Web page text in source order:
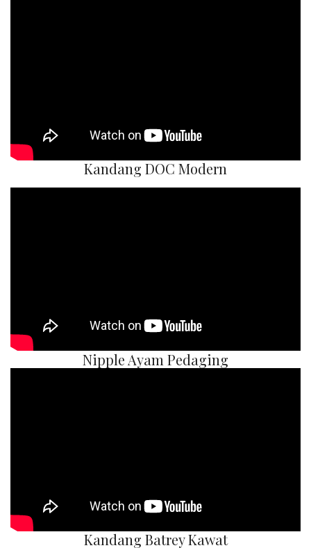
Kandang DOC Modern
Nipple Ayam Pedaging
Kandang Batrey Kawat